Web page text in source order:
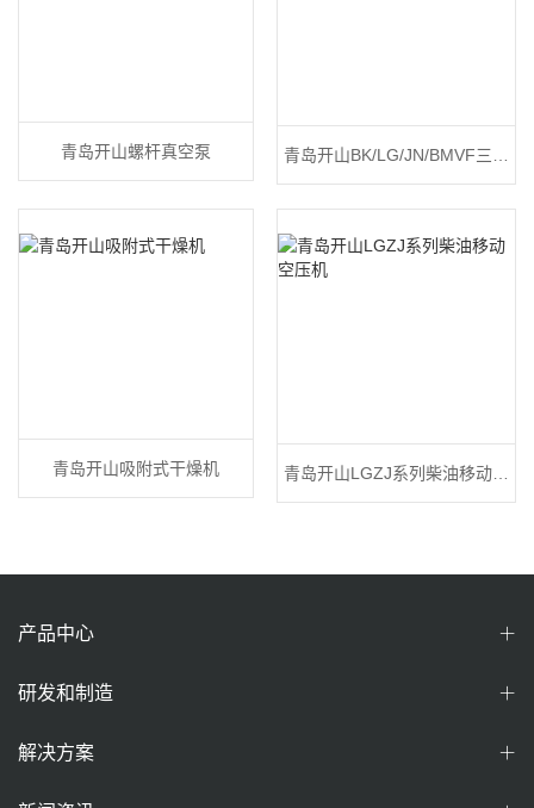
青岛开山螺杆真空泵 青岛开山BK/LG/JN/BMVF三滤
保养配件
青岛开山吸附式干燥机 青岛开山LGZJ系列柴油移动空
产品中心
研发和制造
解决方案